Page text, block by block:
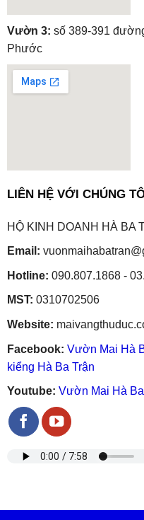
embedgooglemap.net
Vườn 3: số 389-391
Phước
embedgooglemap.net
LIÊN HỆ VỚI CHÚNG
HỘ KINH DOANH HÀ BA
Email:
Hotline: 090.807.1868 -
MST: 0310702506
Website:
Facebook: Vườn Mai Hà
kiểng Hà Ba Trận
Youtube: Vườn Mai Hà